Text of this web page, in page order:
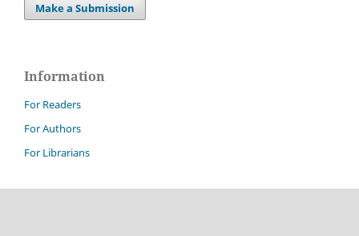
Make a Submission
Information
For Readers
For Authors
For Librarians